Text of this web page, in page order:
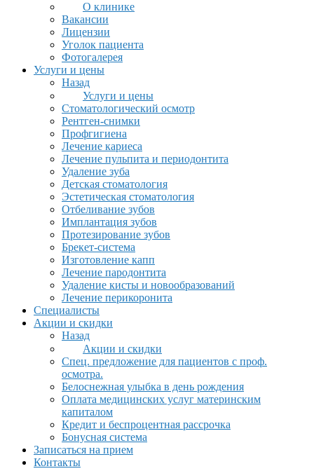
О клинике
Вакансии
Лицензии
Уголок пациента
Фотогалерея
Услуги и цены
Назад
Услуги и цены
Стоматологический осмотр
Рентген-снимки
Профгигиена
Лечение кариеса
Лечение пульпита и периодонтита
Удаление зуба
Детская стоматология
Эстетическая стоматология
Отбеливание зубов
Имплантация зубов
Протезирование зубов
Брекет-система
Изготовление капп
Лечение пародонтита
Удаление кисты и новообразований
Лечение перикоронита
Специалисты
Акции и скидки
Назад
Акции и скидки
Спец. предложение для пациентов с проф.
осмотра.
Белоснежная улыбка в день рождения
Оплата медицинских услуг материнским
капиталом
Кредит и беспроцентная рассрочка
Бонусная система
Записаться на прием
Контакты